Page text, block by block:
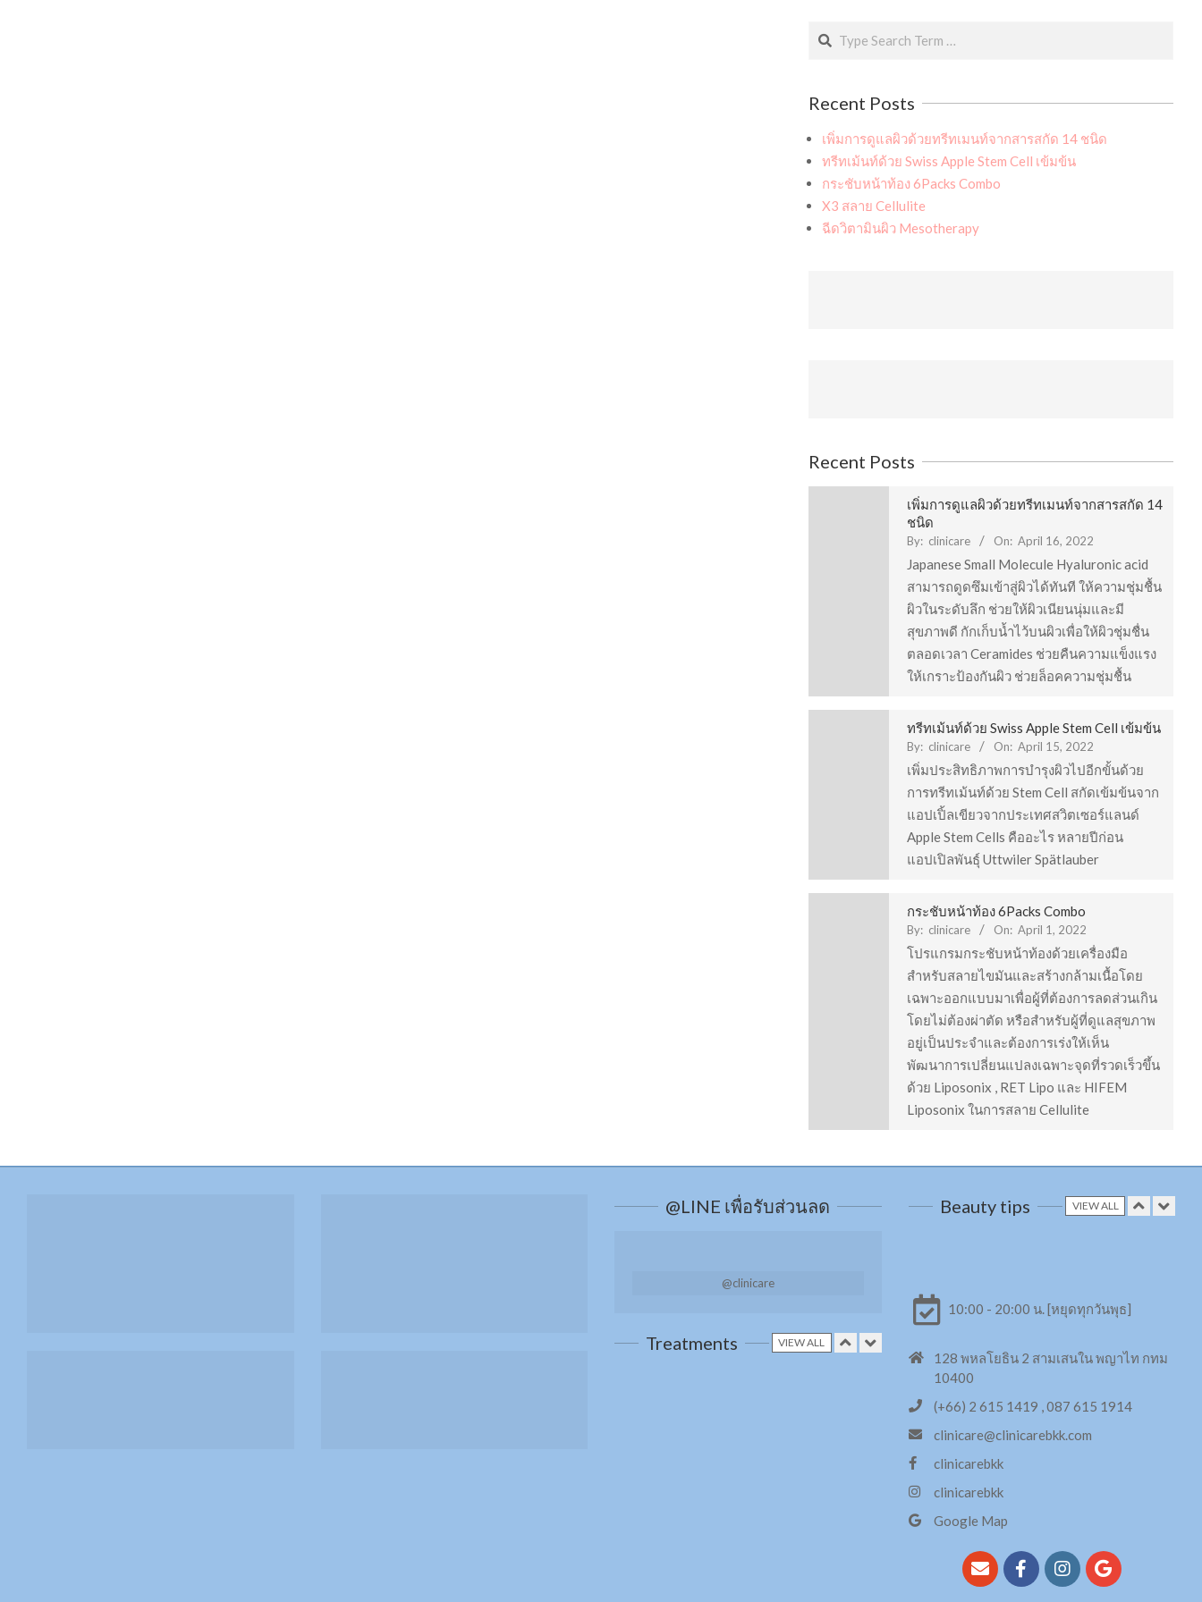
Search
Recent Posts
เพิ่มการดูแลผิวด้วยทรีทเมนท์จากสารสกัด 14 ชนิด
ทรีทเม้นท์ด้วย Swiss Apple Stem Cell เข้มข้น
กระชับหน้าท้อง 6Packs Combo
X3 สลาย Cellulite
ฉีดวิตามินผิว Mesotherapy
Recent Posts
เพิ่มการดูแลผิวด้วยทรีทเมนท์จากสารสกัด 14
ชนิด
By: clinicare On: April 16, 2022
Japanese Small Molecule Hyaluronic acid
สามารถดูดซึมเข้าสู่ผิวได้ทันที ให้ความชุ่มชื้น
ผิวในระดับลึก ช่วยให้ผิวเนียนนุ่มและมี
สุขภาพดี กักเก็บน้ำไว้บนผิวเพื่อให้ผิวชุ่มชื่น
ตลอดเวลา Ceramides ช่วยคืนความแข็งแรง
ให้เกราะป้องกันผิว ช่วยล็อคความชุ่มชื้น
ทรีทเม้นท์ด้วย Swiss Apple Stem Cell เข้มข้น
By: clinicare On: April 15, 2022
เพิ่มประสิทธิภาพการบำรุงผิวไปอีกขั้นด้วย
การทรีทเม้นท์ด้วย Stem Cell สกัดเข้มข้นจาก
แอปเปิ้ลเขียวจากประเทศสวิตเซอร์แลนด์
Apple Stem Cells คืออะไร หลายปีก่อน
แอปเปิลพันธุ์ Uttwiler Spätlauber
กระชับหน้าท้อง 6Packs Combo
By: clinicare On: April 1, 2022
โปรแกรมกระชับหน้าท้องด้วยเครื่องมือ
สำหรับสลายไขมันและสร้างกล้ามเนื้อโดย
เฉพาะออกแบบมาเพื่อผู้ที่ต้องการลดส่วนเกิน
โดยไม่ต้องผ่าตัด หรือสำหรับผู้ที่ดูแลสุขภาพ
อยู่เป็นประจำและต้องการเร่งให้เห็น
พัฒนาการเปลี่ยนแปลงเฉพาะจุดที่รวดเร็วขึ้น
ด้วย Liposonix , RET Lipo และ HIFEM
Liposonix ในการสลาย Cellulite
@LINE เพื่อรับส่วนลด
@clinicare
Treatments VIEW ALL
Beauty tips VIEW ALL
X3 สลาย Cellulite
Filler หรือ Hyaluronic Acid
ด้วย Vitamin ผิว
สลายไขมัน เพิ่มความชัด
10:00 - 20:00 น. [หยุดทุกวันพุธ]
128 พหลโยธิน 2 สามเสนใน พญาไท กทม
10400
(+66) 2 615 1419 , 087 615 1914
clinicare@clinicarebkk.com
clinicarebkk
clinicarebkk
Google Map